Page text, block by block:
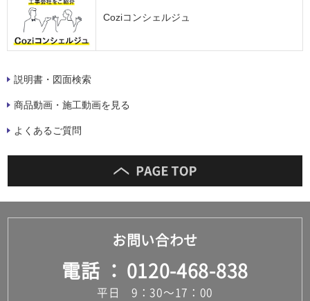
Coziコンシェルジュ
説明書・図面検索
商品動画・施工動画を見る
よくあるご質問
お問い合わせ
電話 0120-468-838
平日 9：30～17：00